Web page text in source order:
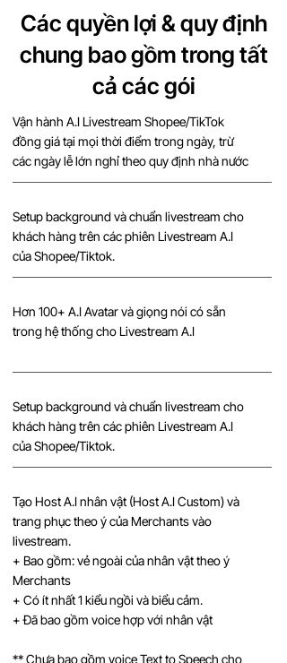
Các quyền lợi & quy định
chung bao gồm trong tất
cả các gói
Vận hành A.I Livestream Shopee/TikTok
đồng giá tại mọi thời điểm trong ngày, trừ
các ngày lễ lớn nghỉ theo quy định nhà nước
Setup background và chuẩn livestream cho
khách hàng trên các phiên Livestream A.I
của Shopee/Tiktok.
Hơn 100+ A.I Avatar và giọng nói có sẵn
trong hệ thống cho Livestream A.I
Setup background và chuẩn livestream cho
khách hàng trên các phiên Livestream A.I
của Shopee/Tiktok.
Tạo Host A.I nhân vật (Host A.I Custom) và
trang phục theo ý của Merchants vào
livestream.
+ Bao gồm: vẻ ngoài của nhân vật theo ý
Merchants
+ Có ít nhất 1 kiểu ngồi và biểu cảm.
+ Đã bao gồm voice hợp với nhân vật
** Chưa bao gồm voice Text to Speech cho